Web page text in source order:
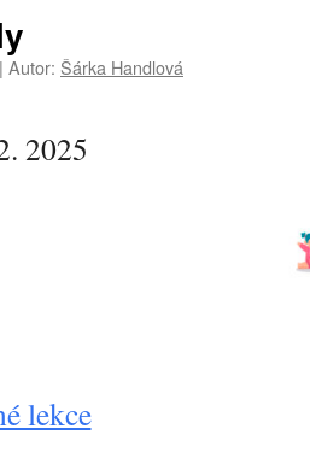
| Autor: Šárka Handlová
2025
lekce